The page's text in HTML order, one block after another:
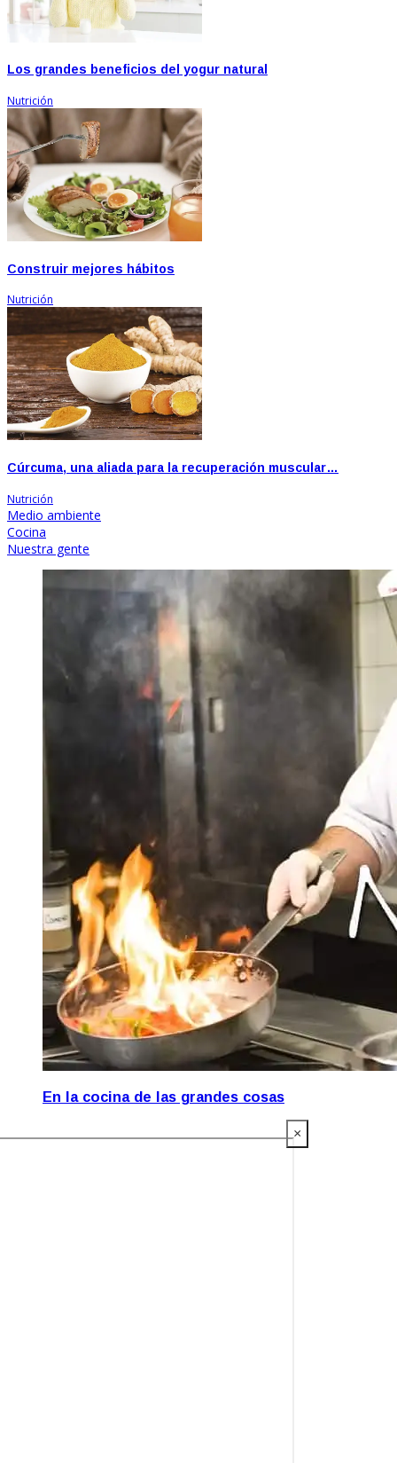
Los grandes beneficios del yogur natural
Nutrición
Construir mejores hábitos
Nutrición
Cúrcuma, una aliada para la recuperación muscular…
Nutrición
Medio ambiente
Cocina
Nuestra gente
En la cocina de las grandes cosas
×